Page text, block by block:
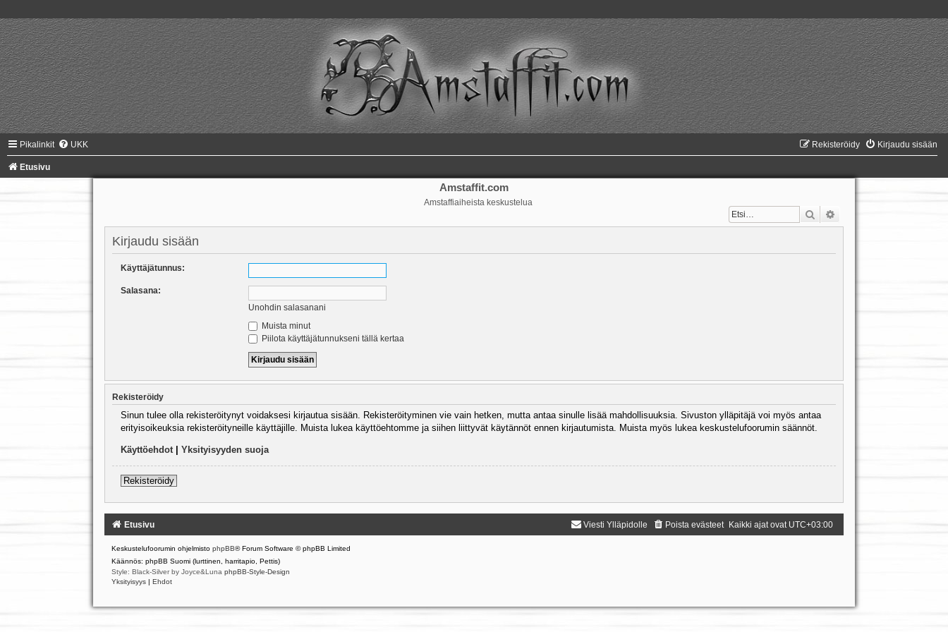
Pikalinkit UKK Kirjaudu sisään
Rekisteröidy
Etusivu
Amstaffit.com
Amstaffiaiheista keskustelua
Etsi
Kirjaudu sisään
Käyttäjätunnus:
Salasana:
Unohdin salasanani
Muista minut
Piilota käyttäjätunnukseni tällä kertaa
Rekisteröidy
Sinun tulee olla rekisteröitynyt voidaksesi kirjautua sisään. Rekisteröityminen vie vain hetken, mutta antaa sinulle lisää mahdollisuuksia. Sivuston ylläpitäjä voi myös antaa
erityisoikeuksia rekisteröityneille käyttäjille. Muista lukea käyttöehtomme ja siihen liittyvät käytännöt ennen kirjautumista. Muista myös lukea keskustelufoorumin säännöt.
Käyttöehdot| Yksityisyyden suoja
Rekisteröidy
Etusivu Kaikki ajat ovat UTC+03:00
Poista evästeet
Viesti Ylläpidolle
Keskustelufoorumin ohjelmisto phpBB® Forum Software © phpBB Limited
Käännös: phpBB Suomi (lurttinen, harritapio, Pettis)
Style: Black-Silver by Joyce&Luna phpBB-Style-Design
Yksityisyys | Ehdot